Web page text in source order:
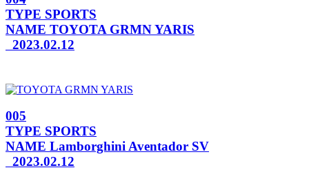
TYPE SPORTS
NAME TOYOTA GRMN YARIS
2023.02.12
005
TYPE SPORTS
NAME Lamborghini Aventador SV
2023.02.12